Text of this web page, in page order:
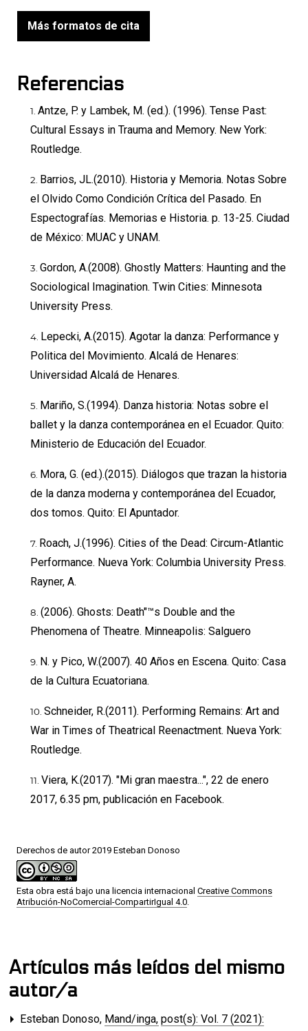
Derechos de autor 2019 Esteban Donoso
Esta obra está bajo una licencia internacional Creative Commons
Atribución-NoComercial-CompartirIgual 4.0.
Más formatos de cita
Referencias
Antze, P. y Lambek, M. (ed.). (1996). Tense Past:
Cultural Essays in Trauma and Memory. New York:
Routledge.
Barrios, JL.(2010). Historia y Memoria. Notas Sobre
el Olvido Como Condición Crítica del Pasado. En
Espectografías. Memorias e Historia. p. 13-25. Ciudad
de México: MUAC y UNAM.
Gordon, A.(2008). Ghostly Matters: Haunting and the
Sociological Imagination. Twin Cities: Minnesota
University Press.
Lepecki, A.(2015). Agotar la danza: Performance y
Politica del Movimiento. Alcalá de Henares:
Universidad Alcalá de Henares.
Mariño, S.(1994). Danza historia: Notas sobre el
ballet y la danza contemporánea en el Ecuador. Quito:
Ministerio de Educación del Ecuador.
Mora, G. (ed.).(2015). Diálogos que trazan la historia
de la danza moderna y contemporánea del Ecuador,
dos tomos. Quito: El Apuntador.
Roach, J.(1996). Cities of the Dead: Circum-Atlantic
Performance. Nueva York: Columbia University Press.
Rayner, A.
(2006). Ghosts: Death"™s Double and the
Phenomena of Theatre. Minneapolis: Salguero
N. y Pico, W.(2007). 40 Años en Escena. Quito: Casa
de la Cultura Ecuatoriana.
Schneider, R.(2011). Performing Remains: Art and
War in Times of Theatrical Reenactment. Nueva York:
Routledge.
Viera, K.(2017). "Mi gran maestra...", 22 de enero
2017, 6.35 pm, publicación en Facebook.
Artículos más leídos del mismo
autor/a
Esteban Donoso, Mand/inga, post(s): Vol. 7 (2021):